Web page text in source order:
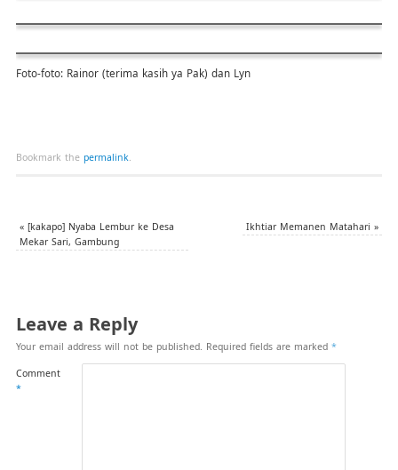
Foto-foto: Rainor (terima kasih ya Pak) dan Lyn
Bookmark the permalink.
«[kakapo] Nyaba Lembur ke Desa
Mekar Sari, Gambung
Ikhtiar Memanen Matahari»
Leave a Reply
Your email address will not be published. Required fields are marked *
Comment
*